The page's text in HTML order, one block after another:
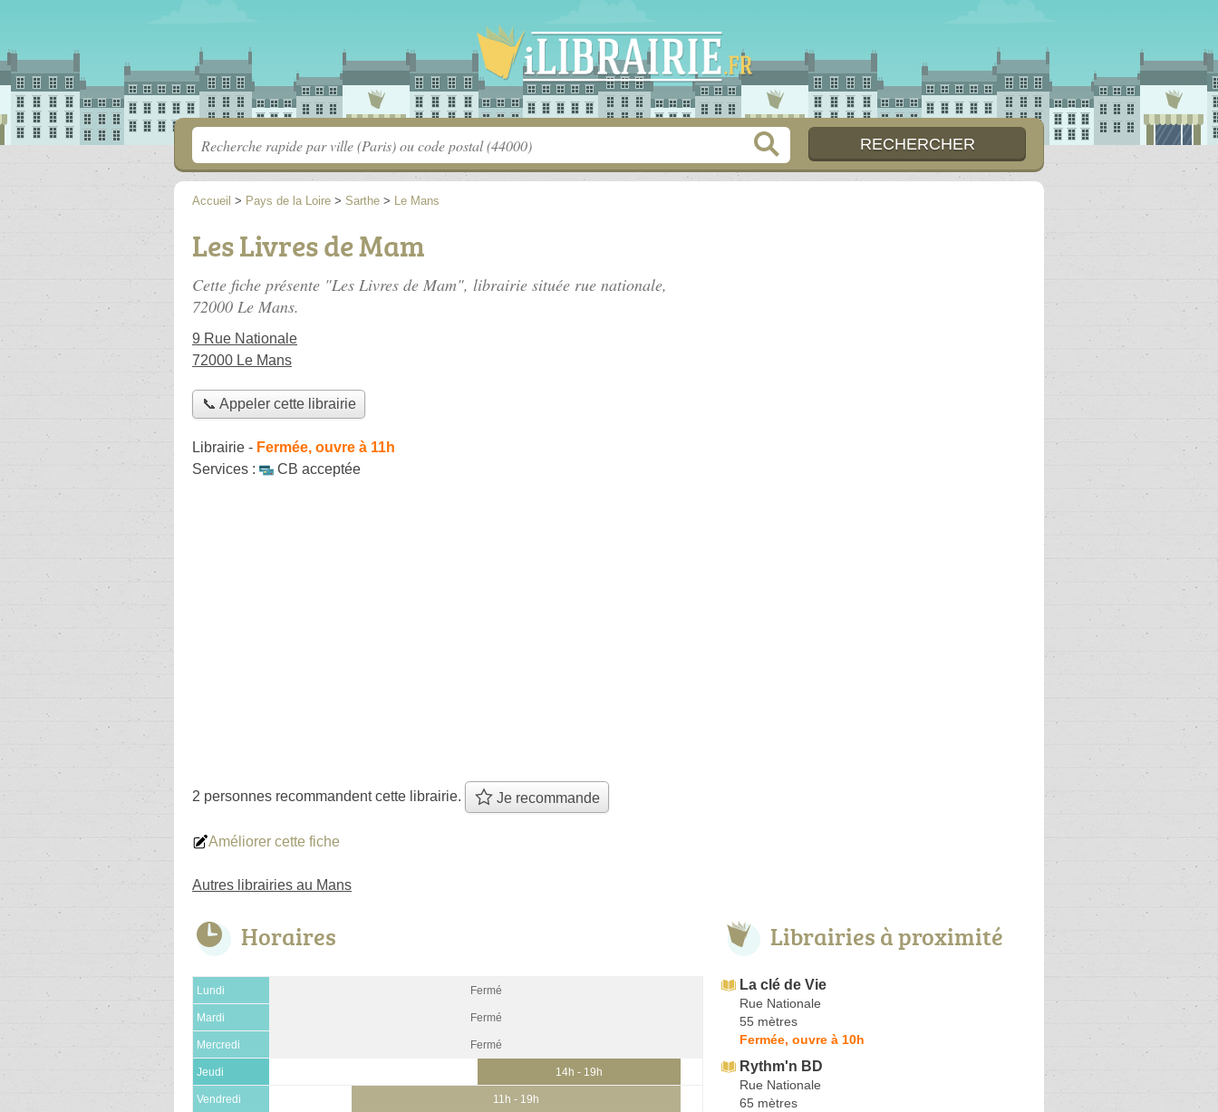
Accueil > Pays de la Loire > Sarthe > Le Mans
Les Livres de Mam
Cette fiche présente "Les Livres de Mam", librairie située rue nationale,
72000 Le Mans.
9 Rue Nationale
72000 Le Mans
📞 Appeler cette librairie
Librairie - Fermée, ouvre à 11h
Services :
CB acceptée
2 personnes recommandentcette librairie. Je recommande
Améliorer cette fiche
Autres librairies au Mans
Horaires
Lundi Fermé
Mardi Fermé
Mercredi Fermé
Jeudi 14h - 19h
Vendredi 11h - 19h
Librairies à proximité
La clé de Vie
Rue Nationale
55 mètres
Fermée, ouvre à 10h
Rythm'n BD
Rue Nationale
65 mètres